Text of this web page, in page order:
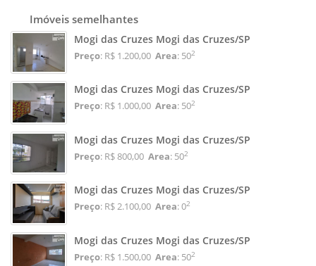
Imóveis semelhantes
Mogi das Cruzes Mogi das Cruzes/SP
Preço: R$ 1.200,00 Area: 502
Mogi das Cruzes Mogi das Cruzes/SP
Preço: R$ 1.000,00 Area: 502
Mogi das Cruzes Mogi das Cruzes/SP
Preço: R$ 800,00 Area: 502
Mogi das Cruzes Mogi das Cruzes/SP
Preço: R$ 2.100,00 Area: 02
Mogi das Cruzes Mogi das Cruzes/SP
Preço: R$ 1.500,00 Area: 502